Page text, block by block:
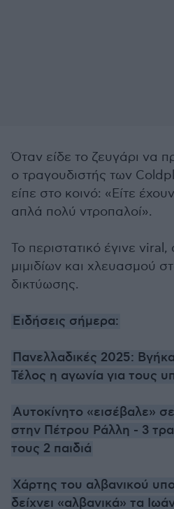
Όταν είδε το ζευγάρι να
ο τραγουδιστής των
είπε στο κοινό: «Είτε
απλά πολύ ντροπαλοί».
Το περιστατικό έγινε viral,
μιμιδίων και χλευασμού
δικτύωσης.
Ειδήσεις σήμερα:
Πανελλαδικές 2025:
Τέλος η αγωνία για τους
Αυτοκίνητο «εισέβαλε»
στην Πέτρου Ράλλη - 3
τους 2 παιδιά
Χάρτης του αλβανικού
δείχνει «αλβανικά» τα